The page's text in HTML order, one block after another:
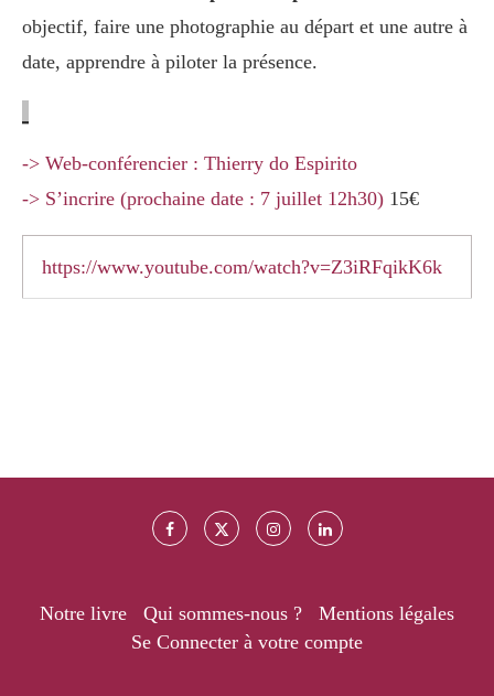
objectif, faire une photographie au départ et une autre à
date, apprendre à piloter la présence.
-> Web-conférencier : Thierry do Espirito
-> S’incrire (prochaine date : 7 juillet 12h30) 15€
https://www.youtube.com/watch?v=Z3iRFqikK6k
Notre livre Qui sommes-nous ?
Mentions légales
Se Connecter à votre compte